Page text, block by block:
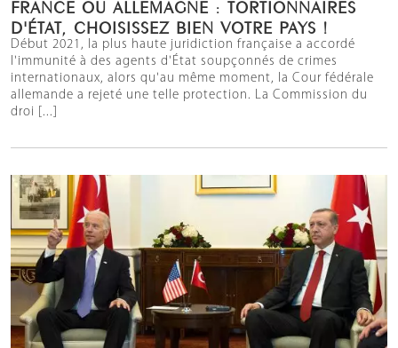
FRANCE OU ALLEMAGNE : TORTIONNAIRES
D'ÉTAT, CHOISISSEZ BIEN VOTRE PAYS !
Début 2021, la plus haute juridiction française a accordé
l'immunité à des agents d'État soupçonnés de crimes
internationaux, alors qu'au même moment, la Cour fédérale
allemande a rejeté une telle protection. La Commission du
droi [...]